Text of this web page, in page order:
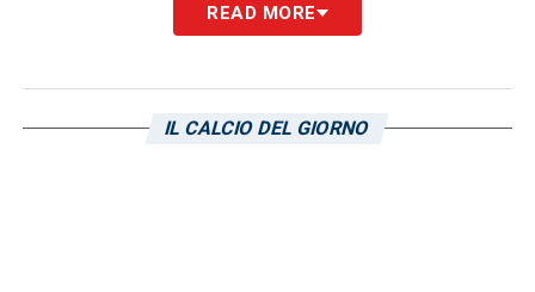
sta sondando il terreno, stando a
Cagliarinews24, per un clamoroso ritorno di
DavideBallardini, che è più di una semplice
READ MORE
IL CALCIO DEL GIORNO